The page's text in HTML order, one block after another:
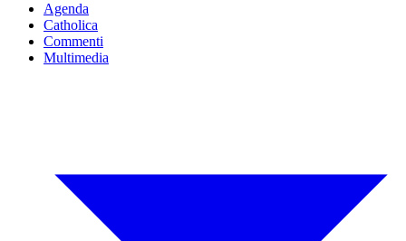
Agenda
Catholica
Commenti
Multimedia